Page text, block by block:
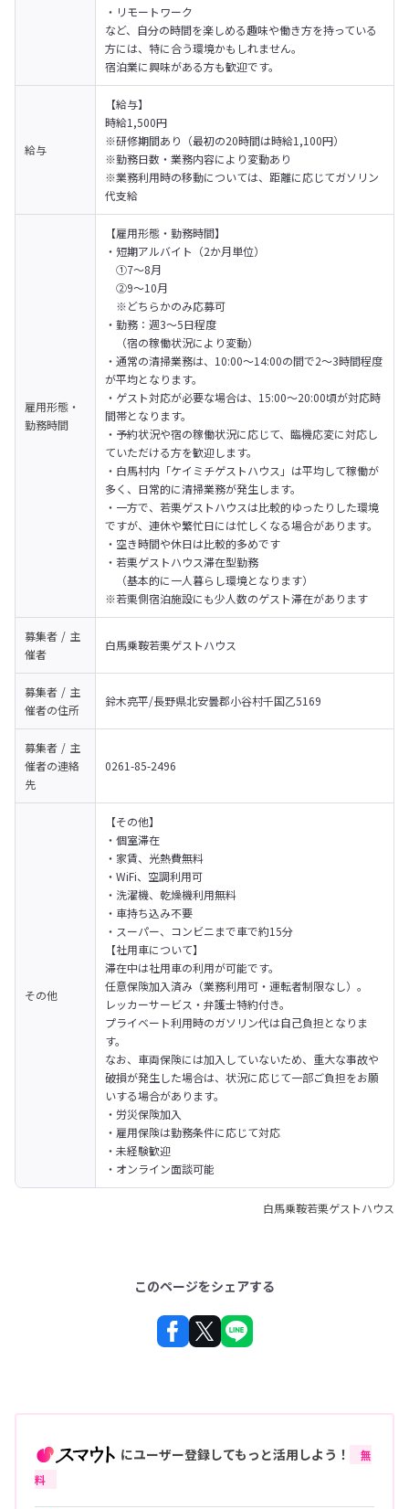
・リモートワーク
など、自分の時間を楽しめる趣味や働き方を持っている
方には、特に合う環境かもしれません。
宿泊業に興味がある方も歓迎です。
給与
【給与】
時給1,500円
※研修期間あり（最初の20時間は時給1,100円）
※勤務日数・業務内容により変動あり
※業務利用時の移動については、距離に応じてガソリン
代支給
雇用形態・
勤務時間
【雇用形態・勤務時間】
・短期アルバイト（2か月単位）
①7〜8月
②9〜10月
※どちらかのみ応募可
・勤務：週3〜5日程度
（宿の稼働状況により変動）
・通常の清掃業務は、10:00〜14:00の間で2〜3時間程度
が平均となります。
・ゲスト対応が必要な場合は、15:00〜20:00頃が対応時
間帯となります。
・予約状況や宿の稼働状況に応じて、臨機応変に対応し
ていただける方を歓迎します。
・白馬村内「ケイミチゲストハウス」は平均して稼働が
多く、日常的に清掃業務が発生します。
・一方で、若栗ゲストハウスは比較的ゆったりした環境
ですが、連休や繁忙日には忙しくなる場合があります。
・空き時間や休日は比較的多めです
・若栗ゲストハウス滞在型勤務
（基本的に一人暮らし環境となります）
※若栗側宿泊施設にも少人数のゲスト滞在があります
募集者 / 主
催者
白馬乗鞍若栗ゲストハウス
募集者 / 主
催者の住所
鈴木亮平/長野県北安曇郡小谷村千国乙5169
募集者 / 主
催者の連絡
先
0261-85-2496
その他
【その他】
・個室滞在
・家賃、光熱費無料
・WiFi、空調利用可
・洗濯機、乾燥機利用無料
・車持ち込み不要
・スーパー、コンビニまで車で約15分
【社用車について】
滞在中は社用車の利用が可能です。
任意保険加入済み（業務利用可・運転者制限なし）。
レッカーサービス・弁護士特約付き。
プライベート利用時のガソリン代は自己負担となりま
す。
なお、車両保険には加入していないため、重大な事故や
破損が発生した場合は、状況に応じて一部ご負担をお願
いする場合があります。
・労災保険加入
・雇用保険は勤務条件に応じて対応
・未経験歓迎
・オンライン面談可能
白馬乗鞍若栗ゲストハウス
このページをシェアする
にユーザー登録してもっと活用しよう！
無
料